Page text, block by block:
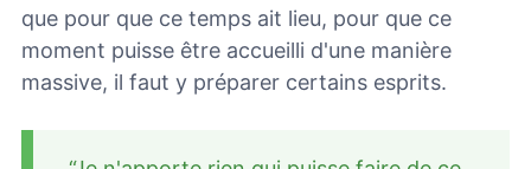
que pour que ce temps ait lieu, pour que ce
moment puisse être accueilli d'une manière
massive, il faut y préparer certains esprits.